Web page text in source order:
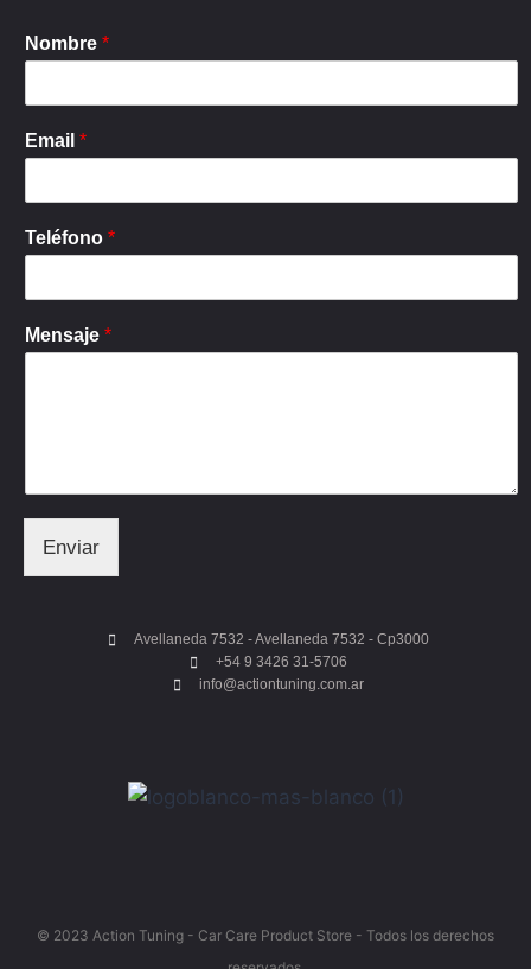
Nombre *
Email *
Teléfono *
Mensaje *
Enviar
Avellaneda 7532 - Avellaneda 7532 - Cp3000
+54 9 3426 31-5706
info@actiontuning.com.ar
© 2023 Action Tuning - Car Care Product Store - Todos los derechos